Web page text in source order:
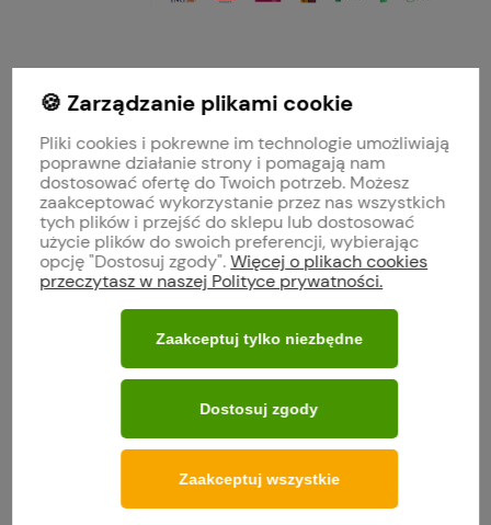
Zapisz się na nasz biuletyn. Otrzymasz rabat na
polityce prywatności
Obserwuj nas na
MOJE KONTO
🍪 Zarządzanie plikami cookie
Pliki cookies i pokrewne im technologie umożliwiają
poprawne działanie strony i pomagają nam
dostosować ofertę do Twoich potrzeb. Możesz
zaakceptować wykorzystanie przez nas wszystkich
tych plików i przejść do sklepu lub dostosować
użycie plików do swoich preferencji, wybierając
opcję "Dostosuj zgody". Więcej o plikach cookies
przeczytasz w naszej Polityce prywatności.
Zaakceptuj tylko niezbędne
Dostosuj zgody
Zaakceptuj wszystkie